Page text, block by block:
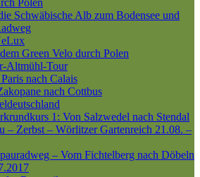
Schwäbische Alb zum Bodensee und
Green Velo durch Polen
Altmühl-Tour
nach Calais
nach Cottbus
1: Von Salzwedel nach Stendal
– Zerbst – Wörlitzer Gartenreich 21.08. –
– Vom Fichtelberg nach Döbeln